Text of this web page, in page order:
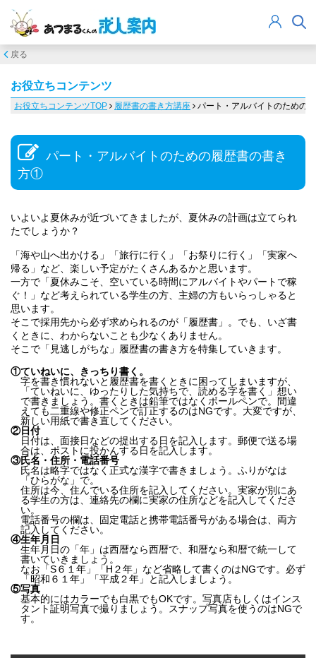
戻る
お役立ちコンテンツ
お役立ちコンテンツTOP 履歴書の書き方講座 パート・アルバイトのための
パート・アルバイトのための履歴書の書き
方①
いよいよ夏休みが近づいてきましたが、夏休みの計画は立てられ
たでしょうか？
「海や山へ出かける」「旅行に行く」「お祭りに行く」「実家へ
帰る」など、楽しい予定がたくさんあるかと思います。
一方で「夏休みこそ、空いている時間にアルバイトやパートで稼
ぐ！」など考えられている学生の方、主婦の方もいらっしゃると
思います。
そこで採用先から必ず求められるのが「履歴書」。でも、いざ書
くときに、わからないことも少なくありません。
そこで「見逃しがちな」履歴書の書き方を特集していきます。
①ていねいに、きっちり書く。
字を書き慣れないと履歴書を書くときに困ってしまいますが、
「ていねいに、ゆったりした気持ちで、読める字を書く」想い
で書きましょう。書くときは鉛筆ではなくボールペンで。間違
えても二重線や修正ペンで訂正するのはNGです。大変ですが、
新しい用紙で書き直してください。
②日付
日付は、面接日などの提出する日を記入します。郵便で送る場
合は、ポストに投かんする日を記入します。
③氏名・住所・電話番号
氏名は略字ではなく正式な漢字で書きましょう。ふりがなは
「ひらがな」で。
住所は今、住んでいる住所を記入してください。実家が別にあ
る学生の方は、連絡先の欄に実家の住所などを記入してくださ
い。
電話番号の欄は、固定電話と携帯電話番号がある場合は、両方
記入してください。
④生年月日
生年月日の「年」は西暦なら西暦で、和暦なら和暦で統一して
書いていきましょう。
なお「S６１年」「H２年」など省略して書くのはNGです。必ず
「昭和６１年」「平成２年」と記入しましょう。
⑤写真
基本的にはカラーでも白黒でもOKです。写真店もしくはインス
タント証明写真で撮りましょう。スナップ写真を使うのはNGで
す。